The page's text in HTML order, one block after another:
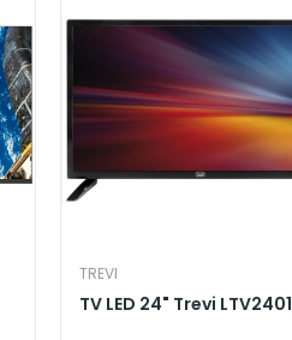
TREVI
TV LED 24" Trevi LTV2401